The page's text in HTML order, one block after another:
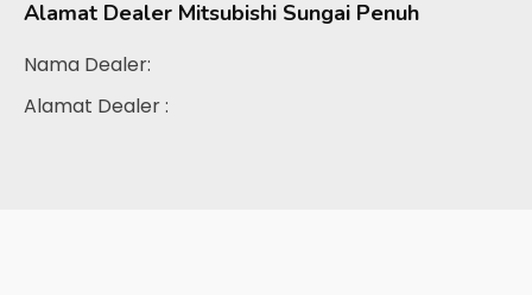
Alamat Dealer Mitsubishi Sungai Penuh
Nama Dealer:
Alamat Dealer :